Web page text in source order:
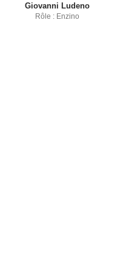
Giovanni Ludeno
Rôle : Enzino